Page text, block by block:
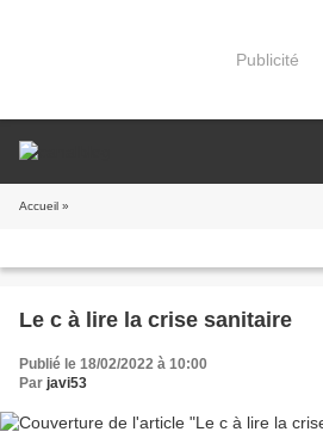
Publicité
Accueil »
Le c à lire la crise sanitaire
Publié le 18/02/2022 à 10:00
Par javi53